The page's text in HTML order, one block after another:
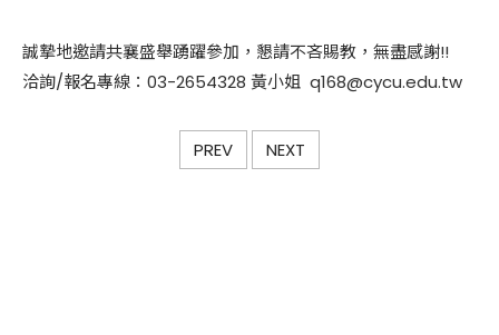
誠摯地邀請共襄盛舉踴躍參加，懇請不吝賜教，無盡感謝!!
洽詢/報名專線：03-2654328 黃小姐 q168@cycu.edu.tw
PREV NEXT